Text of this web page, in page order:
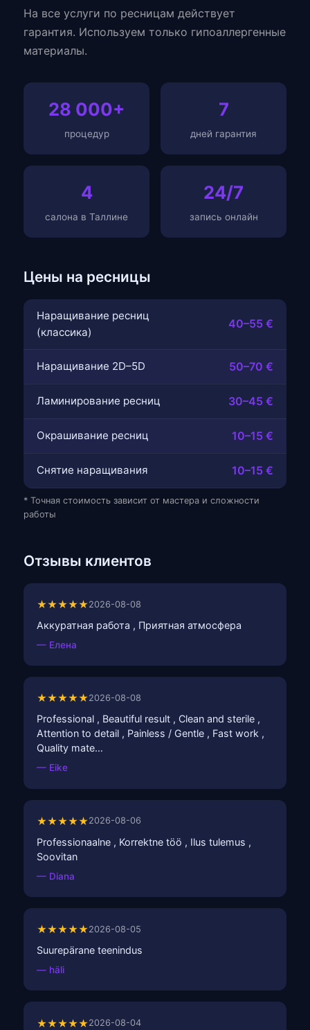
На все услуги по ресницам действует
гарантия. Используем только гипоаллергенные
материалы.
28 000+
процедур
7
дней гарантия
4
салона в Таллине
24/7
запись онлайн
Цены на ресницы
Наращивание ресниц
(классика)
40–55 €
Наращивание 2D–5D 50–70 €
Ламинирование ресниц 30–45 €
Окрашивание ресниц 10–15 €
Снятие наращивания 10–15 €
* Точная стоимость зависит от мастера и сложности
работы
Отзывы клиентов
★★★★★2026-08-08
Аккуратная работа , Приятная атмосфера
— Елена
★★★★★2026-08-08
Professional , Beautiful result , Clean and sterile ,
Attention to detail , Painless / Gentle , Fast work ,
Quality mate…
— Eike
★★★★★2026-08-06
Professionaalne , Korrektne töö , Ilus tulemus ,
Soovitan
— Diana
★★★★★2026-08-05
Suurepärane teenindus
— häli
★★★★★2026-08-04